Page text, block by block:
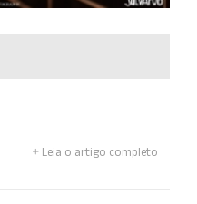
Leia o artigo completo